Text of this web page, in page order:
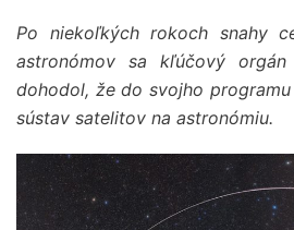
Po niekoľkých rokoch snahy
astronómov sa kľúčový
dohodol, že do svojho
sústav satelitov na astronómiu.